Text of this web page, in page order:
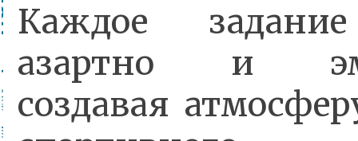
Каждое
азартно и
создавая